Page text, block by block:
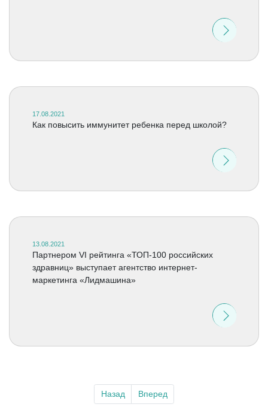
17.08.2021
Как повысить иммунитет ребенка перед школой?
13.08.2021
Партнером VI рейтинга «ТОП-100 российских
здравниц» выступает агентство интернет-
маркетинга «Лидмашина»
Назад Вперед